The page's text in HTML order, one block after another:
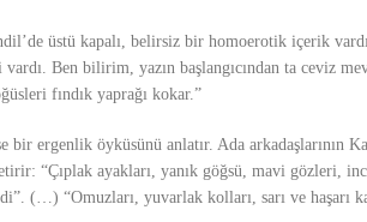
de üstü kapalı, belirsiz bir homoerotik içerik
Ben bilirim, yazın başlangıcından ta ceviz
fındık yaprağı kokar.”
bir ergenlik öyküsünü anlatır. Ada arkadaşlarının
“Çıplak ayakları, yanık göğsü, mavi gözleri,
(…) “Omuzları, yuvarlak kolları, sarı ve haşarı